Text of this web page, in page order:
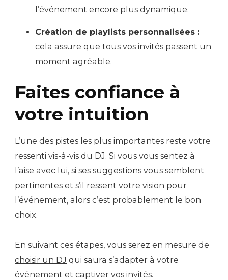
l’événement encore plus dynamique.
Création de playlists personnalisées :
cela assure que tous vos invités passent un
moment agréable.
Faites confiance à
votre intuition
L’une des pistes les plus importantes reste votre
ressenti vis-à-vis du DJ. Si vous vous sentez à
l’aise avec lui, si ses suggestions vous semblent
pertinentes et s’il ressent votre vision pour
l’événement, alors c’est probablement le bon
choix.
En suivant ces étapes, vous serez en mesure de
choisir un DJ qui saura s’adapter à votre
événement et captiver vos invités.